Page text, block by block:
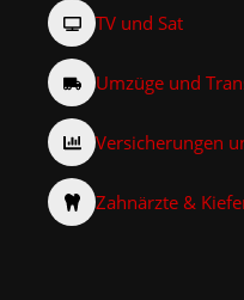
TV und Sat
Umzüge und
Versicherungen
Zahnärzte &